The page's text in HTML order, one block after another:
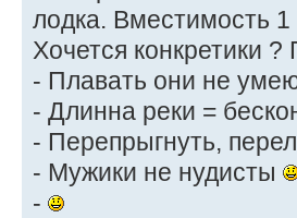
лодка. Вместимость
Хочется конкретики
- Плавать они не
- Длинна реки =
- Перепрыгнуть,
- Мужики не нудисты
-